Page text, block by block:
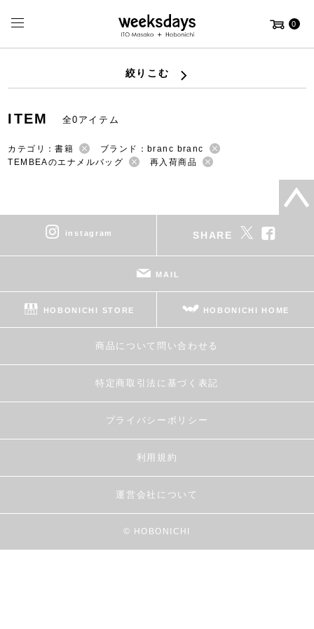
0
絞りこむ
ITEM 全0アイテム
カテゴリ：書籍
ブランド：branc branc
TEMBEAのエナメルバッグ
再入荷商品
instagram SHARE
MAIL
HOBONICHI STORE HOBONICHI HOME
商品について問い合わせる
特定商取引法に基づく表記
プライバシーポリシー
利用規約
運営会社について
© HOBONICHI